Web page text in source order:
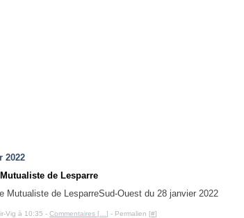
2022
de Lesparre
Sud-Ouest du 28 janvier 2022
Vig à 10:35 -Commentaires [ …] - Permalien [#]